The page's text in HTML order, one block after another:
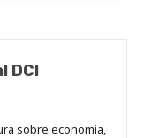
DCI
sobre economia,